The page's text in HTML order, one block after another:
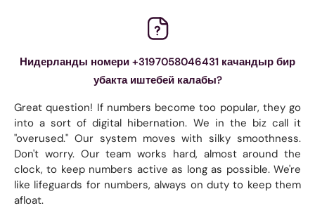
Нидерланды номери +3197058046431 качандыр бир
убакта иштебей калабы?
Great question! If numbers become too popular, they go
into a sort of digital hibernation. We in the biz call it
"overused." Our system moves with silky smoothness.
Don't worry. Our team works hard, almost around the
clock, to keep numbers active as long as possible. We're
like lifeguards for numbers, always on duty to keep them
afloat.